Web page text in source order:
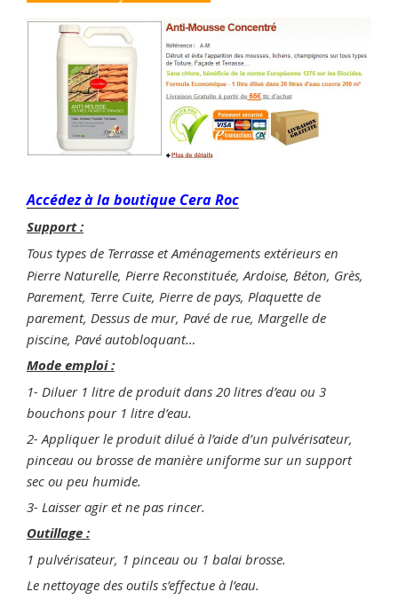
Accédez à la boutique Cera Roc
Support :
Tous types de Terrasse et Aménagements extérieurs en
Pierre Naturelle, Pierre Reconstituée, Ardoise, Béton, Grès,
Parement, Terre Cuite, Pierre de pays, Plaquette de
parement, Dessus de mur, Pavé de rue, Margelle de
piscine, Pavé autobloquant…
Mode emploi :
1- Diluer 1 litre de produit dans 20 litres d’eau ou 3
bouchons pour 1 litre d’eau.
2- Appliquer le produit dilué à l’aide d’un pulvérisateur,
pinceau ou brosse de manière uniforme sur un support
sec ou peu humide.
3- Laisser agir et ne pas rincer.
Outillage :
1 pulvérisateur, 1 pinceau ou 1 balai brosse.
Le nettoyage des outils s’effectue à l’eau.